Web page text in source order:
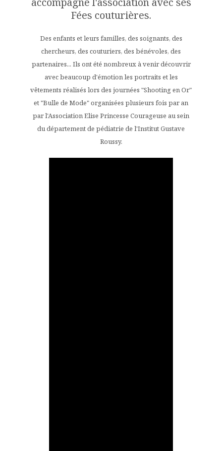
Fées couturières.
Des enfants et leurs familles, des soignants, des
chercheurs, des couturiers, des bénévoles, des
partenaires... Ils ont été nombreux à venir découvrir
avec beaucoup d'émotion les portraits et les
vêtements réalisés lors des journées "Shooting en Or"
et "Bulle de Mode" organisées plusieurs fois par an
par l'Association Elise Princesse Courageuse au sein
du département de pédiatrie de l'Institut Gustave
Roussy.